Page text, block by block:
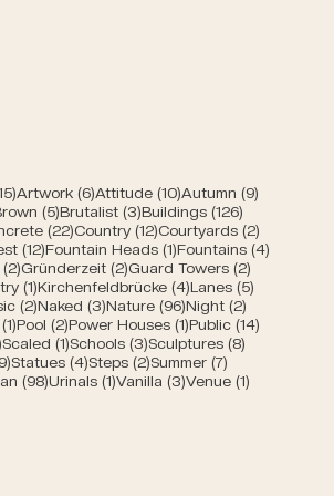
15 Beiträge
Artwork (6)6 Beiträge
Attitude (10)10 Beiträge
Autumn (9)9 Beiträge
Beitrag(5)5 Beiträge
Brutalist (3)3 Beiträge
Buildings (126)126 Beiträge
(22)22 Beiträge
Country (12)12 Beiträge
Courtyards (2)
(12)12 Beiträge
Fountain Heads (1)1 Beitrag
Fountains (4)4 Beiträge
(2)2 Beiträge
Gründerzeit (2)2 Beiträge
Guard Towers (2)
(1)1 Beitrag
Kirchenfeldbrücke (4)4 Beiträge
Lanes (5)
(2)2 Beiträge
Naked (3)3 Beiträge
Nature (96)96 Beiträge
Night (2)
(1)1 Beitrag
Pool (2)2 Beiträge
Power Houses (1)1 Beitrag
Public (14)
5 Beiträge
Scaled (1)1 Beitrag
Schools (3)3 Beiträge
Sculptures (8)8 Beiträge
9 Beiträge
Statues (4)4 Beiträge
Steps (2)2 Beiträge
Summer (7)7 Beiträge
(98)98 Beiträge
Urinals (1)1 Beitrag
Vanilla (3)3 Beiträge
Venue (1)1 Beitrag